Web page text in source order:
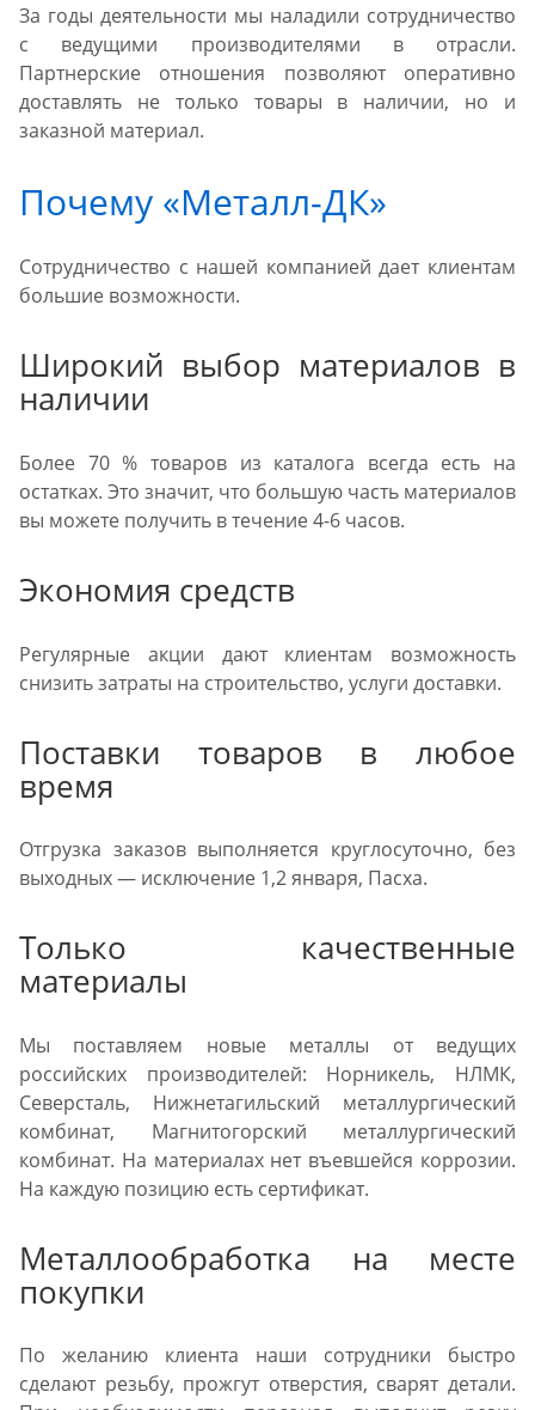
За годы деятельности мы наладили сотрудничество
с ведущими производителями в отрасли.
Партнерские отношения позволяют оперативно
доставлять не только товары в наличии, но и
заказной материал.
Почему «Металл-ДК»
Сотрудничество с нашей компанией дает клиентам
большие возможности.
Широкий выбор материалов в
наличии
Более 70 % товаров из каталога всегда есть на
остатках. Это значит, что большую часть материалов
вы можете получить в течение 4-6 часов.
Экономия средств
Регулярные акции дают клиентам возможность
снизить затраты на строительство, услуги доставки.
Поставки товаров в любое
время
Отгрузка заказов выполняется круглосуточно, без
выходных — исключение 1,2 января, Пасха.
Только качественные
материалы
Мы поставляем новые металлы от ведущих
российских производителей: Норникель, НЛМК,
Северсталь, Нижнетагильский металлургический
комбинат, Магнитогорский металлургический
комбинат. На материалах нет въевшейся коррозии.
На каждую позицию есть сертификат.
Металлообработка на месте
покупки
По желанию клиента наши сотрудники быстро
сделают резьбу, прожгут отверстия, сварят детали.